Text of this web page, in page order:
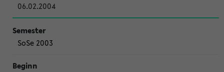
06.02.2004
SoSe 2003